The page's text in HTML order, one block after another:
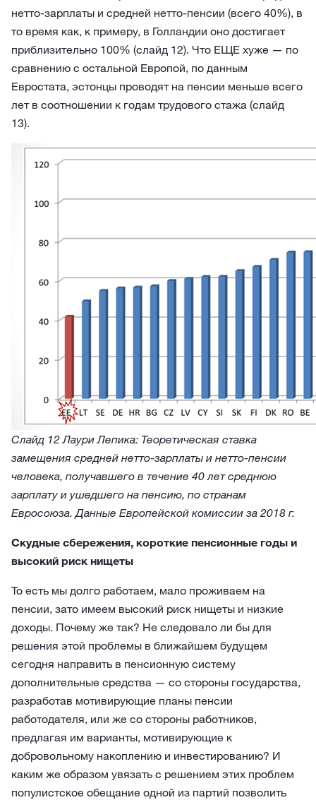
нетто-зарплаты и средней нетто-пенсии (всего 40%), в
то время как, к примеру, в Голландии оно достигает
приблизительно 100% (слайд 12). Что ЕЩЕ хуже — по
сравнению с остальной Европой, по данным
Евростата, эстонцы проводят на пенсии меньше всего
лет в соотношении к годам трудового стажа (слайд
13).
Слайд 12 Лаури Лепика: Теоретическая ставка
замещения средней нетто-зарплаты и нетто-пенсии
человека, получавшего в течение 40 лет среднюю
зарплату и ушедшего на пенсию, по странам
Евросоюза. Данные Европейской комиссии за 2018 г.
Скудные сбережения, короткие пенсионные годы и
высокий риск нищеты
То есть мы долго работаем, мало проживаем на
пенсии, зато имеем высокий риск нищеты и низкие
доходы. Почему же так? Не следовало ли бы для
решения этой проблемы в ближайшем будущем
сегодня направить в пенсионную систему
дополнительные средства — со стороны государства,
разработав мотивирующие планы пенсии
работодателя, или же со стороны работников,
предлагая им варианты, мотивирующие к
добровольному накоплению и инвестированию? И
каким же образом увязать с решением этих проблем
популистское обещание одной из партий позволить